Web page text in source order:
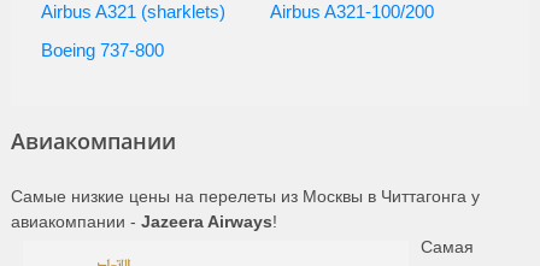
Airbus A321 (sharklets)
Airbus A321-100/200
Boeing 737-800
Авиакомпании
Самые низкие цены на перелеты из Москвы в Читтагонга у
авиакомпании - Jazeera Airways!
Самая